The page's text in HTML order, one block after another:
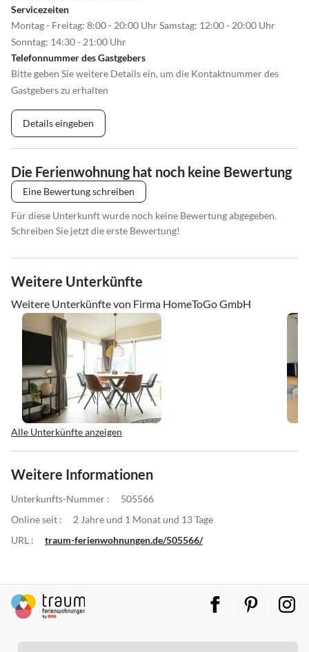
Servicezeiten
Montag - Freitag: 8:00 - 20:00 Uhr Samstag: 12:00 - 20:00 Uhr
Sonntag: 14:30 - 21:00 Uhr
Telefonnummer des Gastgebers
Bitte geben Sie weitere Details ein, um die Kontaktnummer des
Gastgebers zu erhalten
Details eingeben
Die Ferienwohnung hat noch keine Bewertung
Eine Bewertung schreiben
Für diese Unterkunft wurde noch keine Bewertung abgegeben.
Schreiben Sie jetzt die erste Bewertung!
Weitere Unterkünfte
Weitere Unterkünfte von Firma HomeToGo GmbH
Alle Unterkünfte anzeigen
Weitere Informationen
Unterkunfts-Nummer :
505566
Online seit :
2 Jahre und 1 Monat und 13 Tage
URL :
traum-ferienwohnungen.de/505566/